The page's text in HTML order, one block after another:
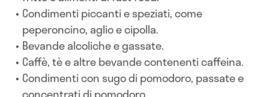
Condimenti piccanti e speziati, come
peperoncino, aglio e cipolla.
Bevande alcoliche e gassate.
Caffè, tè e altre bevande contenenti caffeina.
Condimenti con sugo di pomodoro, passate e